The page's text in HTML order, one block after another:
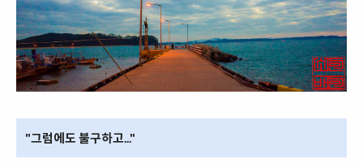
"그럼에도 불구하고..."